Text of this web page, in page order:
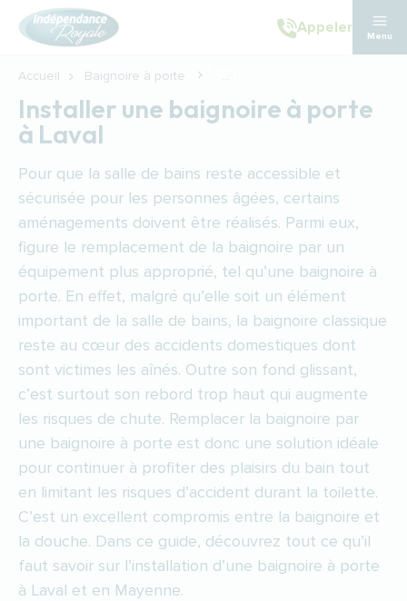
Aller au contenu principal
Appeler
Menu
Accueil Baignoire à porte ...
Installer une baignoire à porte
à Laval
Pour que la salle de bains reste accessible et
sécurisée pour les personnes âgées, certains
aménagements doivent être réalisés. Parmi eux,
figure le remplacement de la baignoire par un
équipement plus approprié, tel qu’une baignoire à
porte. En effet, malgré qu’elle soit un élément
important de la salle de bains, la baignoire classique
reste au cœur des accidents domestiques dont
sont victimes les aînés. Outre son fond glissant,
c’est surtout son rebord trop haut qui augmente
les risques de chute. Remplacer la baignoire par
une baignoire à porte est donc une solution idéale
pour continuer à profiter des plaisirs du bain tout
en limitant les risques d’accident durant la toilette.
C’est un excellent compromis entre la baignoire et
la douche. Dans ce guide, découvrez tout ce qu’il
faut savoir sur l’installation d’une baignoire à porte
à Laval et en Mayenne.